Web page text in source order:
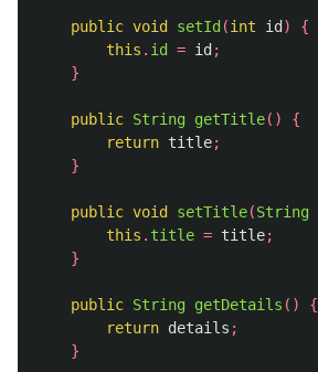
public void setId (int id )
{
this . id = id ;
}
public String getTitle()
{
return title;
}
public void setTitle(String
this . title = title;
}
public String getDetails ()
{
return details ;
}